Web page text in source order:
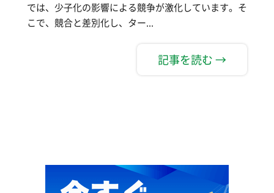
では、少子化の影響による競争が激化しています。そ
こで、競合と差別化し、ター...
記事を読む →